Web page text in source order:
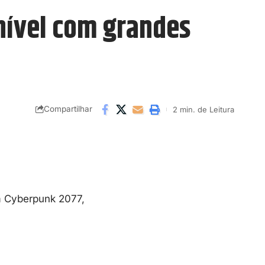
com grandes
Compartilhar 2 min. de Leitura
Cyberpunk 2077,